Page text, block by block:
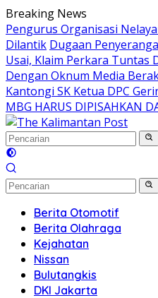
Langsung
ke
konten
Breaking News
Pengurus Organisasi
Dilantik Dugaan
Usai, Klaim Perkara Tuntas
Dengan Oknum Media
Kantongi SK Ketua DPC
MBG HARUS DIPISAHKAN
Berita Otomotif
Berita Olahraga
Kejahatan
Nissan
Bulutangkis
DKI Jakarta